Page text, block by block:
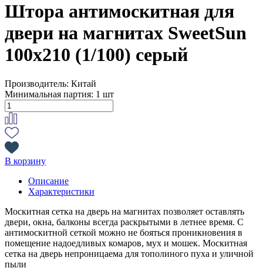
Штора антимоскитная для
двери на магнитах SweetSun
100х210 (1/100) серый
Производитель: Китай
Минимальная партия: 1 шт
В корзину
Описание
Характеристики
Москитная сетка на дверь на магнитах позволяет оставлять
двери, окна, балконы всегда раскрытыми в летнее время. С
антимоскитной сеткой можно не бояться проникновения в
помещение надоедливых комаров, мух и мошек. Москитная
сетка на дверь непроницаема для тополиного пуха и уличной
пыли